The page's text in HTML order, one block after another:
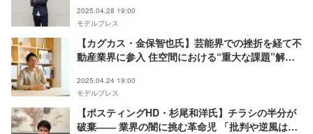
デルプレス連動＞
2025.04.28 19:00
モデルプレス
【カグカス・金保智也氏】芸能界での挫折を経て不
動産業界に参入 住空間における“重大な課題”解決
2025.04.24 19:00
モデルプレス
【ポスティングHD・杉尾和洋氏】チラシの半分が
破棄―― 業界の闇に挑む革命児 「批判や逆風は挑